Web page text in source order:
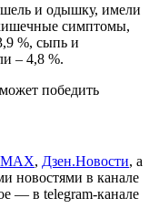
и одышку, имели
симптомы,
%, сыпь и
– 4,8 %.
победить
МАХ, Дзен.Новости, а
новостями в канале
— в telegram-канале